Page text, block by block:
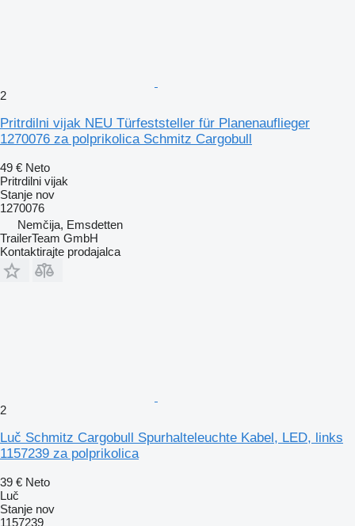
2
Pritrdilni vijak NEU Türfeststeller für Planenauflieger
1270076 za polprikolica Schmitz Cargobull
49 € Neto
Pritrdilni vijak
Stanje nov
1270076
Nemčija, Emsdetten
TrailerTeam GmbH
Kontaktirajte prodajalca
2
Luč Schmitz Cargobull Spurhalteleuchte Kabel, LED, links
1157239 za polprikolica
39 € Neto
Luč
Stanje nov
1157239